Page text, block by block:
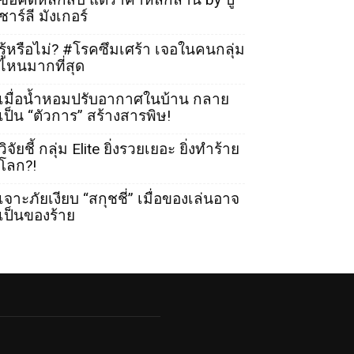
าร์ลี มังเกอร์
หรือไม่? #โรคซึมเศร้า เจอในคนกลุ่ม
หนมากที่สุด
มื่อน้ำหอมปรับอากาศในบ้าน กลาย
ป็น “ตัวการ” สร้างสารพิษ!
จัยชี้ กลุ่ม Elite ยิ่งรวยเยอะ ยิ่งทำร้าย
ลก?!
จาะภัยเงียบ “สกุชชี่” เมื่อของเล่นอาจ
ป็นของร้าย